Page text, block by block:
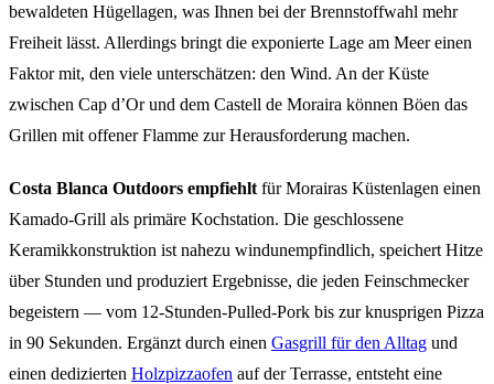
bewaldeten Hügellagen, was Ihnen bei der Brennstoffwahl mehr
Freiheit lässt. Allerdings bringt die exponierte Lage am Meer einen
Faktor mit, den viele unterschätzen: den Wind. An der Küste
zwischen Cap d’Or und dem Castell de Moraira können Böen das
Grillen mit offener Flamme zur Herausforderung machen.
Costa Blanca Outdoors empfiehlt für Morairas Küstenlagen einen
Kamado-Grill als primäre Kochstation. Die geschlossene
Keramikkonstruktion ist nahezu windunempfindlich, speichert Hitze
über Stunden und produziert Ergebnisse, die jeden Feinschmecker
begeistern — vom 12-Stunden-Pulled-Pork bis zur knusprigen Pizza
in 90 Sekunden. Ergänzt durch einen Gasgrill für den Alltag und
einen dedizierten Holzpizzaofen auf der Terrasse, entsteht eine